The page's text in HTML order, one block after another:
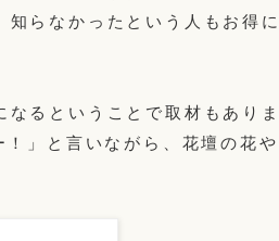
らなかったという人もお得に
るということで取材もありま
」と言いながら、花壇の花や